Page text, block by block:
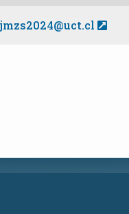
jmzs2024@uct.cl